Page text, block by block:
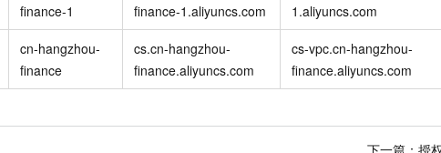
finance-1
finance-1.aliyuncs.com
1.aliyuncs.com
cn-hangzhou-
finance
cs.cn-hangzhou-
finance.aliyuncs.com
cs-vpc.cn-hangzhou-
finance.aliyuncs.com